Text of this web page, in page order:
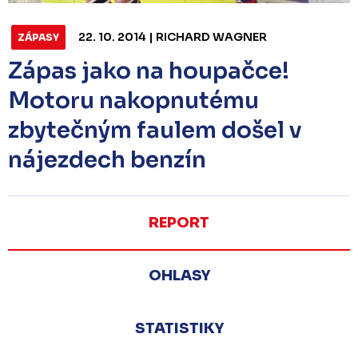
ZÁPASY 22. 10. 2014 | RICHARD WAGNER
Zápas jako na houpačce!
Motoru nakopnutému
zbytečným faulem došel v
nájezdech benzín
REPORT
OHLASY
STATISTIKY